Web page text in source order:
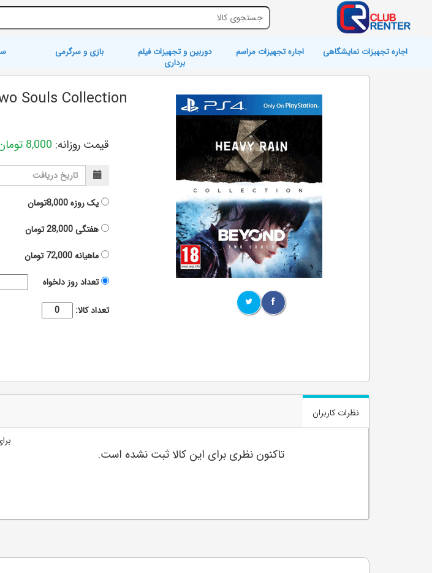
اجاره تجهیزات نمایشگاهی اجاره تجهیزات مراسم
دوربین و تجهیزات فیلم
برداری
بازی و سرگرمی
Souls Collection
قیمت روزانه: 8,000
یک روزه8,000تومان
هفتگی28,000تومان
ماهیانه72,000تومان
تعداد روز دلخواه
تعداد کالا:
نظرات کاربران
تاکنون نظری برای این کالا ثبت نشده است.